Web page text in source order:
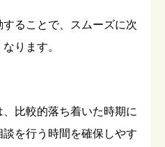
ることで、スムーズに次
ります。
比較的落ち着いた時期に
を行う時間を確保しやす